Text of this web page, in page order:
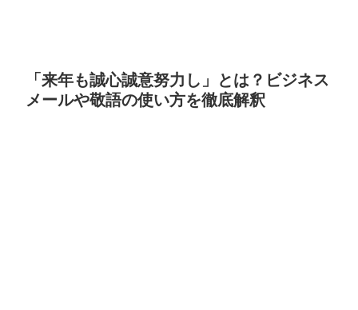
「来年も誠心誠意努力し」とは？ビジネス
メールや敬語の使い方を徹底解釈